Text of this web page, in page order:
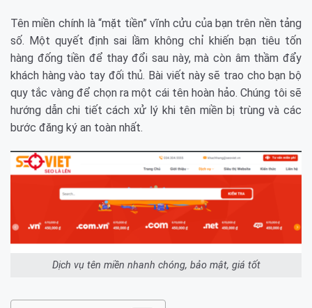
Tên miền chính là “mặt tiền” vĩnh cửu của bạn trên nền tảng
số. Một quyết định sai lầm không chỉ khiến bạn tiêu tốn
hàng đống tiền để thay đổi sau này, mà còn âm thầm đẩy
khách hàng vào tay đối thủ. Bài viết này sẽ trao cho bạn bộ
quy tắc vàng để chọn ra một cái tên hoàn hảo. Chúng tôi sẽ
hướng dẫn chi tiết cách xử lý khi tên miền bị trùng và các
bước đăng ký an toàn nhất.
Dịch vụ tên miền nhanh chóng, bảo mật, giá tốt